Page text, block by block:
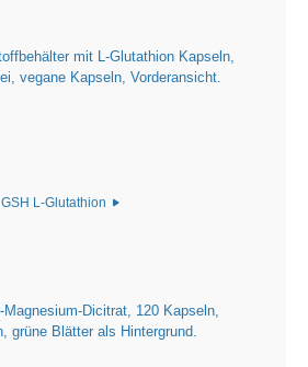
GSH L-Glutathion